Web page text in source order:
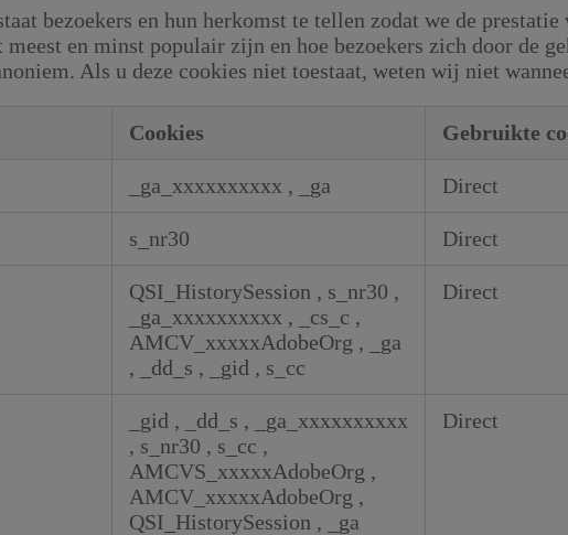
bezoekers en hun herkomst te tellen zodat we de
meest en minst populair zijn en hoe bezoekers zich door de
Als u deze cookies niet toestaat, weten wij niet
Cookies Gebruikte
_ga_xxxxxxxxxx , _ga Direct
s_nr30 Direct
QSI_HistorySession , s_nr30 ,
_ga_xxxxxxxxxx , _cs_c ,
AMCV_xxxxxAdobeOrg ,
_ga
,
_dd_s , _gid , s_cc
Direct
_gid , _dd_s ,
_ga_xxxxxxxxxx
, s_nr30 , s_cc ,
AMCVS_xxxxxAdobeOrg ,
AMCV_xxxxxAdobeOrg ,
QSI_HistorySession , _ga
Direct